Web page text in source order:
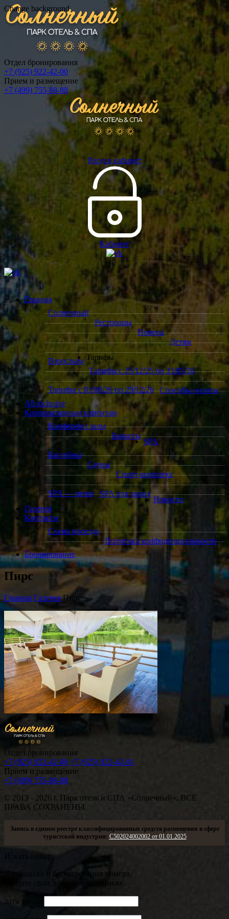
Change background
Отдел бронирования
+7 (925) 922-42-00
Прием и размещение
+7 (499) 755-88-88
Вход в кабинет
Кабинет
Главная
Солнечный
Рестораны
Номера
Детям
Взрослым Тарифы
Тарифы с 25/12/25 по 31/05/26
Тарифы с 01/06/26 по 29/12/26
Способы оплаты
All inclusive
Корпоративным клиентам
Конференц залы
Банкеты
SPA
Бассейны
Сауны
Спорт-комплекс
SPA — меню SPA для двоих
Новости
Галерея
Контакты
Схема проезда
Политика конфиденциальности
Бронирование
Пирс
Главная Галерея Пирс
Отдел бронирования
+7 (925) 922-42-00 +7 (925) 922-42-01
Прием и размещение
+7 (499) 755-88-88
© 2013 - 2026 г. Парк отель и СПА «Солнечный». ВСЕ
ПРАВА СОХРАНЕНЫ
Запись в едином реестре классифицированных средств размещения в сфере
туристской индустрии: С502024002002 от 01.01.2025
Искать номер
Для поиска и бронирования номера,
введите свои данные в поля ниже.
дата заезда